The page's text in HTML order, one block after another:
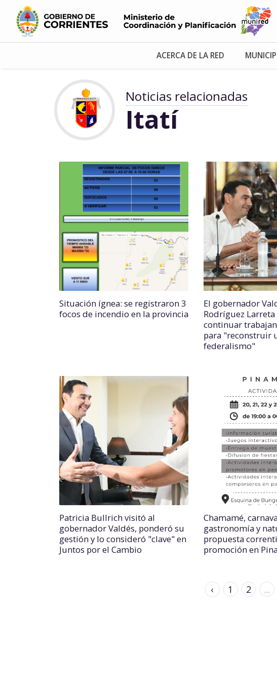
ACERCA DE LA RED
Noticias relacionadas
Itatí
Situación ígnea: se registraron 3
focos de incendio en la provincia
El gobernador
Rodríguez
continuar
para "reconstruir
federalismo"
Patricia Bullrich visitó al
gobernador Valdés, ponderó su
gestión y lo consideró "clave" en
Juntos por el Cambio
Chamamé,
gastronomía y
propuesta
promoción en
‹ 1 2 ...